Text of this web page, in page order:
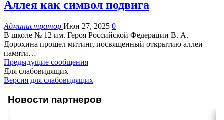
Аллея как символ подвига
Администратор Июн 27, 2025 0
В школе № 12 им. Героя Российской Федерации В. А.
Дорохина прошел митинг, посвященный открытию аллеи
памяти…
Предыдущие сообщения
Для слабовидящих
Версия для слабовидящих
Новости партнеров